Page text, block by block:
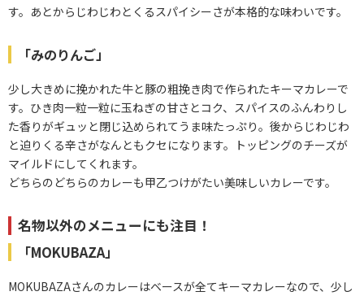
す。あとからじわじわとくるスパイシーさが本格的な味わいです。
「みのりんご」
少し大きめに挽かれた牛と豚の粗挽き肉で作られたキーマカレーで
す。ひき肉一粒一粒に玉ねぎの甘さとコク、スパイスのふんわりし
た香りがギュッと閉じ込められてうま味たっぷり。後からじわじわ
と迫りくる辛さがなんともクセになります。トッピングのチーズが
マイルドにしてくれます。
どちらのどちらのカレーも甲乙つけがたい美味しいカレーです。
名物以外のメニューにも注目！
「MOKUBAZA」
MOKUBAZAさんのカレーはベースが全てキーマカレーなので、少し